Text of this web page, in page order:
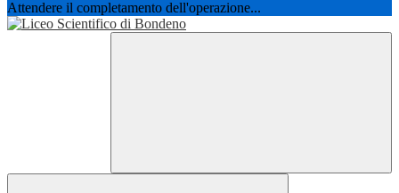
Attendere il completamento dell'operazione...